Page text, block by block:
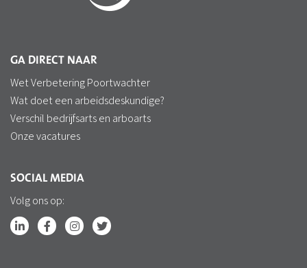
GA DIRECT NAAR
Wet Verbetering Poortwachter
Wat doet een arbeidsdeskundige?
Verschil bedrijfsarts en arboarts
Onze vacatures
SOCIAL MEDIA
Volg ons op: